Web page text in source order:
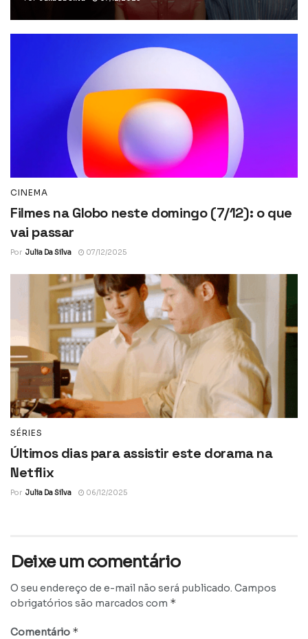
CINEMA
Filmes na Globo neste domingo (7/12): o que
vai passar
Por Julia Da Silva 07/12/2025
SÉRIES
Últimos dias para assistir este dorama na
Netflix
Por Julia Da Silva 06/12/2025
Deixe um comentário
O seu endereço de e-mail não será publicado. Campos
obrigatórios são marcados com *
Comentário *